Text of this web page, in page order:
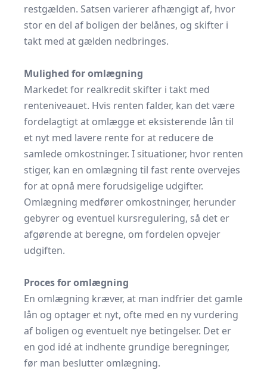
restgælden. Satsen varierer afhængigt af, hvor
stor en del af boligen der belånes, og skifter i
takt med at gælden nedbringes.
Mulighed for omlægning
Markedet for realkredit skifter i takt med
renteniveauet. Hvis renten falder, kan det være
fordelagtigt at omlægge et eksisterende lån til
et nyt med lavere rente for at reducere de
samlede omkostninger. I situationer, hvor renten
stiger, kan en omlægning til fast rente overvejes
for at opnå mere forudsigelige udgifter.
Omlægning medfører omkostninger, herunder
gebyrer og eventuel kursregulering, så det er
afgørende at beregne, om fordelen opvejer
udgiften.
Proces for omlægning
En omlægning kræver, at man indfrier det gamle
lån og optager et nyt, ofte med en ny vurdering
af boligen og eventuelt nye betingelser. Det er
en god idé at indhente grundige beregninger,
før man beslutter omlægning.